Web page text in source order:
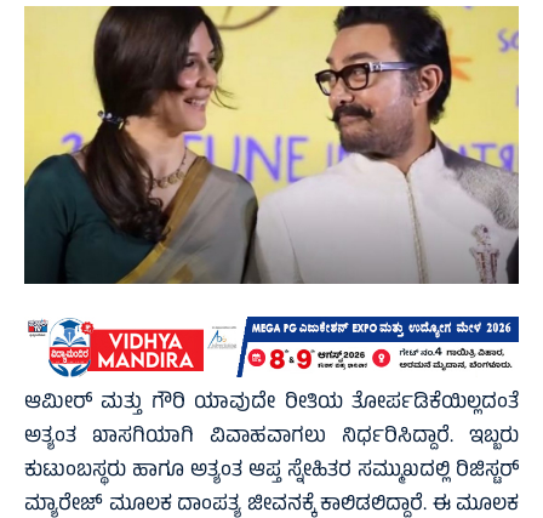
ಆಮೀರ್ ಮತ್ತು ಗೌರಿ ಯಾವುದೇ ರೀತಿಯ ತೋರ್ಪಡಿಕೆಯಿಲ್ಲದಂತೆ
ಅತ್ಯಂತ ಖಾಸಗಿಯಾಗಿ ವಿವಾಹವಾಗಲು ನಿರ್ಧರಿಸಿದ್ದಾರೆ. ಇಬ್ಬರು
ಕುಟುಂಬಸ್ಥರು ಹಾಗೂ ಅತ್ಯಂತ ಆಪ್ತ ಸ್ನೇಹಿತರ ಸಮ್ಮುಖದಲ್ಲಿ ರಿಜಿಸ್ಟರ್
ಮ್ಯಾರೇಜ್ ಮೂಲಕ ದಾಂಪತ್ಯ ಜೀವನಕ್ಕೆ ಕಾಲಿಡಲಿದ್ದಾರೆ. ಈ ಮೂಲಕ